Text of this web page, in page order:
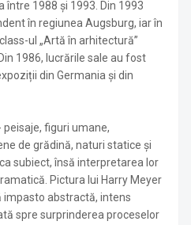
1988 și 1993. Din 1993
în regiunea Augsburg, iar în
ul „Artă în arhitectură”
1986, lucrările sale au fost
din Germania și din
figuri umane,
de grădină, naturi statice și
subiect, însă interpretarea lor
Pictura lui Harry Meyer
abstractă, intens
spre surprinderea proceselor